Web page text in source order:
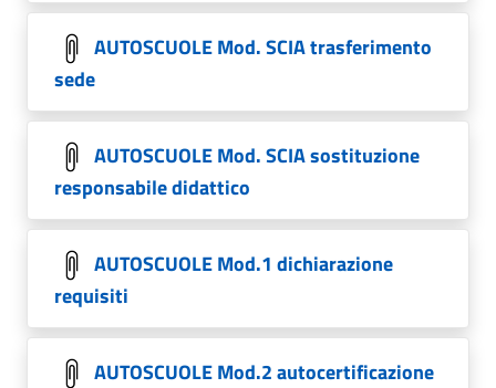
AUTOSCUOLE Mod. SCIA trasferimento
sede
AUTOSCUOLE Mod. SCIA sostituzione
responsabile didattico
AUTOSCUOLE Mod.1 dichiarazione
requisiti
AUTOSCUOLE Mod.2 autocertificazione